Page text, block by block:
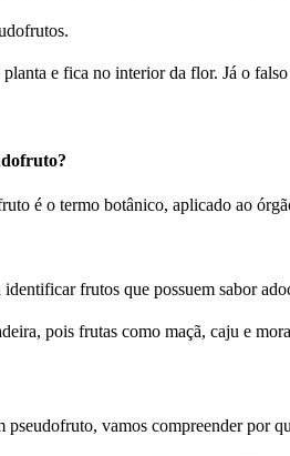
e fica no interior da flor. Já o
é o termo botânico, aplicado ao
identificar frutos que possuem sabor
pois frutas como maçã, caju e
pseudofruto, vamos compreender por